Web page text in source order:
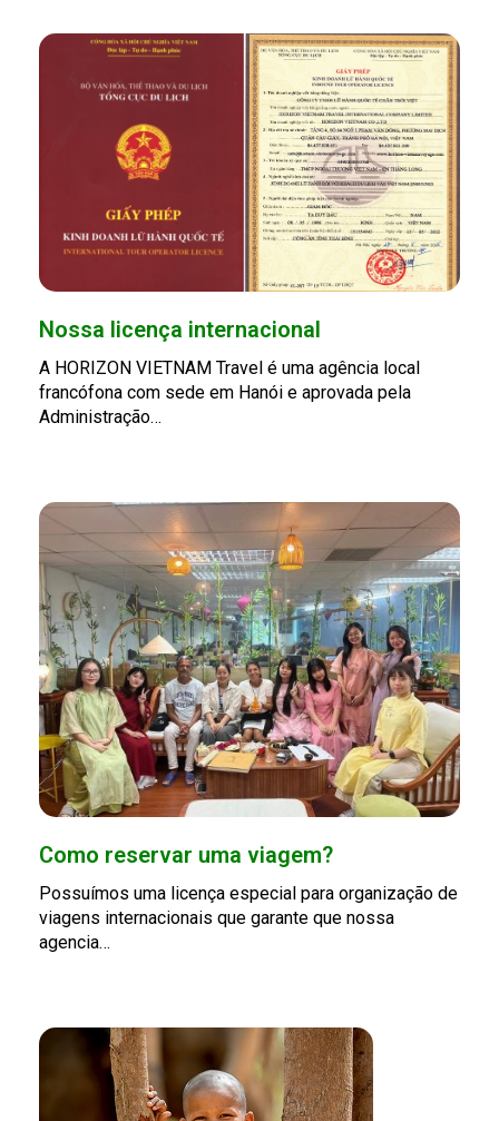
Nossa licença internacional
A HORIZON VIETNAM Travel é uma agência local
francófona com sede em Hanói e aprovada pela
Administração…
Como reservar uma viagem?
Possuímos uma licença especial para organização de
viagens internacionais que garante que nossa
agencia…